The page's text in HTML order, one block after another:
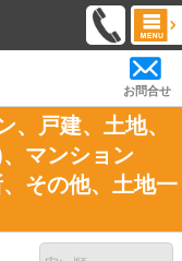
お問合せ
、戸建、土地、
マンション
その他、土地一